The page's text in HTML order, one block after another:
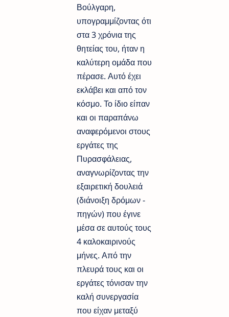
Βούλγαρη,
υπογραμμίζοντας ότι
στα 3 χρόνια της
θητείας του, ήταν η
καλύτερη ομάδα που
πέρασε. Αυτό έχει
εκλάβει και από τον
κόσμο. Το ίδιο είπαν
και οι παραπάνω
αναφερόμενοι στους
εργάτες της
Πυρασφάλειας,
αναγνωρίζοντας την
εξαιρετική δουλειά
(διάνοιξη δρόμων -
πηγών) που έγινε
μέσα σε αυτούς τους
4 καλοκαιρινούς
μήνες. Από την
πλευρά τους και οι
εργάτες τόνισαν την
καλή συνεργασία
που είχαν μεταξύ